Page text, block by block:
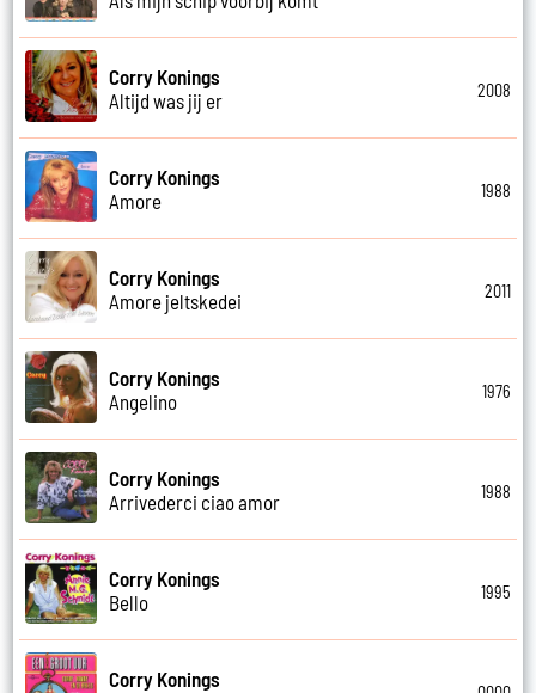
Corry Konings
Altijd was jij er
2008
Corry Konings
Amore
1988
Corry Konings
Amore jeltskedei
2011
Corry Konings
Angelino
1976
Corry Konings
Arrivederci ciao amor
1988
Corry Konings
Bello
1995
Corry Konings